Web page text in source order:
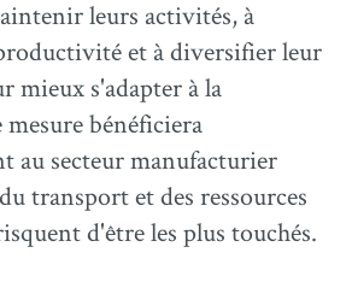
leurs activités, à
et à diversifier leur
mieux s'adapter à la
bénéficiera
au secteur manufacturier
transport et des ressources
d'être les plus touchés.